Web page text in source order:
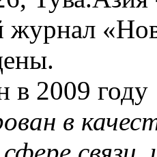
журнал
в 2009 году
в